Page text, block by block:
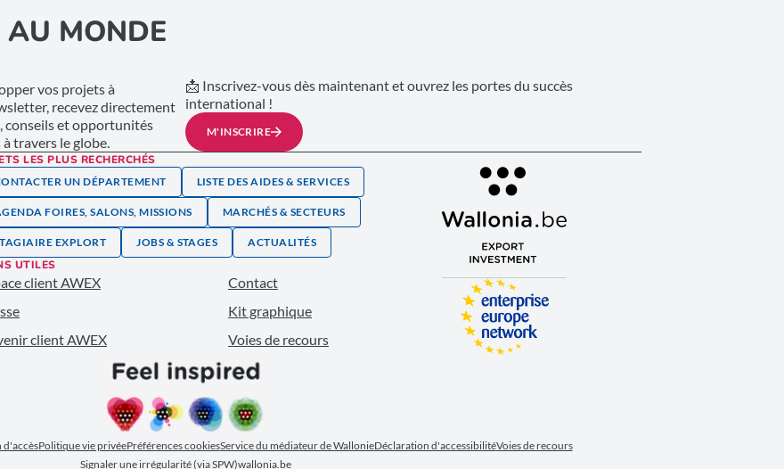
AU MONDE
vos projets à
recevez directement
conseils et opportunités
travers le globe.
📩 Inscrivez-vous dès maintenant et ouvrez les portes du succès
international !
M'INSCRIRE
LES PLUS RECHERCHÉS
UN DÉPARTEMENT LISTE DES AIDES & SERVICES
FOIRES, SALONS, MISSIONS MARCHÉS & SECTEURS
EXPLORT JOBS & STAGES ACTUALITÉS
UTILES
client AWEX
Contact
Kit graphique
client AWEX
Voies de recours
d'accèsPolitique vie privéePréférences cookiesService du médiateur de WallonieDéclaration d'accessibilitéVoies de recours
Signaler une irrégularité (via SPW)wallonia.be